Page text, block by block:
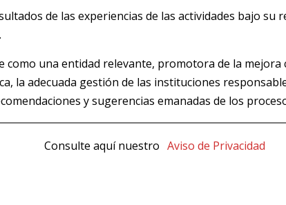
de las experiencias de las actividades bajo
como una entidad relevante, promotora de la
la adecuada gestión de las instituciones
y sugerencias emanadas de los
Consulte aquí nuestro Aviso de Privacidad